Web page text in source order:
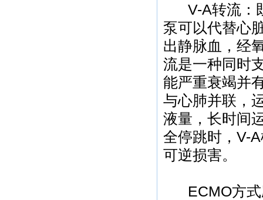
V-A转流：
泵可以代替心
出静脉血，经
流是一种同时
能严重衰竭并
与心肺并联，
液量，长时间
全停跳时，V-
可逆损害。
ECMO方